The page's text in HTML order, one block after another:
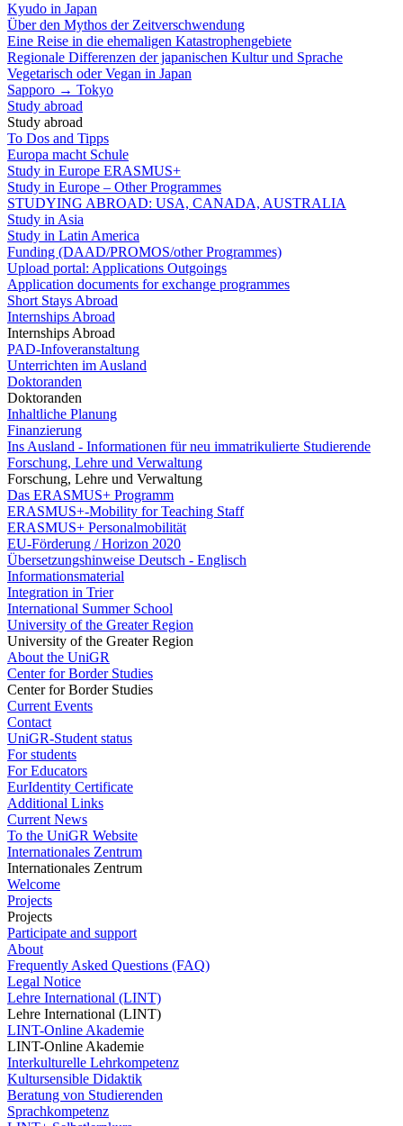
Kyudo in Japan
Über den Mythos der Zeitverschwendung
Eine Reise in die ehemaligen Katastrophengebiete
Regionale Differenzen der japanischen Kultur und Sprache
Vegetarisch oder Vegan in Japan
Sapporo → Tokyo
Study abroad
Study abroad
To Dos and Tipps
Europa macht Schule
Study in Europe ERASMUS+
Study in Europe – Other Programmes
STUDYING ABROAD: USA, CANADA, AUSTRALIA
Study in Asia
Study in Latin America
Funding (DAAD/PROMOS/other Programmes)
Upload portal: Applications Outgoings
Application documents for exchange programmes
Short Stays Abroad
Internships Abroad
Internships Abroad
PAD-Infoveranstaltung
Unterrichten im Ausland
Doktoranden
Doktoranden
Inhaltliche Planung
Finanzierung
Ins Ausland - Informationen für neu immatrikulierte Studierende
Forschung, Lehre und Verwaltung
Forschung, Lehre und Verwaltung
Das ERASMUS+ Programm
ERASMUS+-Mobility for Teaching Staff
ERASMUS+ Personalmobilität
EU-Förderung / Horizon 2020
Übersetzungshinweise Deutsch - Englisch
Informationsmaterial
Integration in Trier
International Summer School
University of the Greater Region
University of the Greater Region
About the UniGR
Center for Border Studies
Center for Border Studies
Current Events
Contact
UniGR-Student status
For students
For Educators
EurIdentity Certificate
Additional Links
Current News
To the UniGR Website
Internationales Zentrum
Internationales Zentrum
Welcome
Projects
Projects
Participate and support
About
Frequently Asked Questions (FAQ)
Legal Notice
Lehre International (LINT)
Lehre International (LINT)
LINT-Online Akademie
LINT-Online Akademie
Interkulturelle Lehrkompetenz
Kultursensible Didaktik
Beratung von Studierenden
Sprachkompetenz